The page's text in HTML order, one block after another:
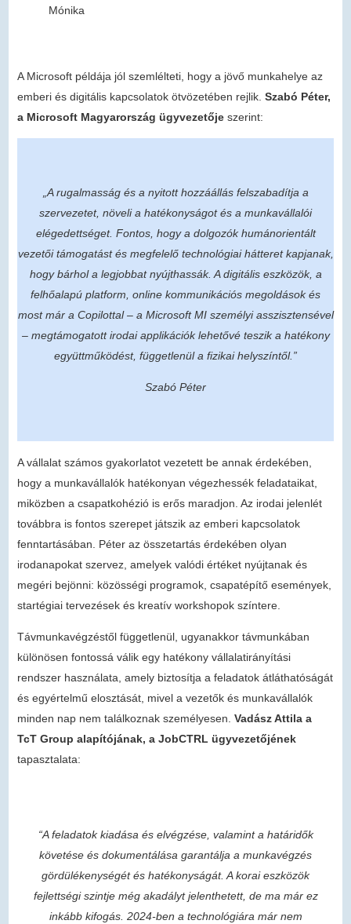
Mónika
A Microsoft példája jól szemlélteti, hogy a jövő munkahelye az
emberi és digitális kapcsolatok ötvözetében rejlik. Szabó Péter,
a Microsoft Magyarország ügyvezetőjeszerint:
„A rugalmasság és a nyitott hozzáállás felszabadítja a
szervezetet, növeli a hatékonyságot és a munkavállalói
elégedettséget. Fontos, hogy a dolgozók humánorientált
vezetői támogatást és megfelelő technológiai hátteret kapjanak,
hogy bárhol a legjobbat nyújthassák. A digitális eszközök, a
felhőalapú platform, online kommunikációs megoldások és
most már a Copilottal – a Microsoft MI személyi asszisztensével
– megtámogatott irodai applikációk lehetővé teszik a hatékony
együttműködést, függetlenül a fizikai helyszíntől.”
Szabó Péter
A vállalat számos gyakorlatot vezetett be annak érdekében,
hogy a munkavállalók hatékonyan végezhessék feladataikat,
miközben a csapatkohézió is erős maradjon. Az irodai jelenlét
továbbra is fontos szerepet játszik az emberi kapcsolatok
fenntartásában. Péter az összetartás érdekében olyan
irodanapokat szervez, amelyek valódi értéket nyújtanak és
megéri bejönni: közösségi programok, csapatépítő események,
startégiai tervezések és kreatív workshopok színtere.
Távmunkavégzéstől függetlenül, ugyanakkor távmunkában
különösen fontossá válik egy hatékony vállalatirányítási
rendszer használata, amely biztosítja a feladatok átláthatóságát
és egyértelmű elosztását, mivel a vezetők és munkavállalók
minden nap nem találkoznak személyesen. Vadász Attila a
TcT Group alapítójának, a JobCTRL ügyvezetőjének
tapasztalata:
“A feladatok kiadása és elvégzése, valamint a határidők
követése és dokumentálása garantálja a munkavégzés
gördülékenységét és hatékonyságát. A korai eszközök
fejlettségi szintje még akadályt jelenthetett, de ma már ez
inkább kifogás. 2024-ben a technológiára már nem